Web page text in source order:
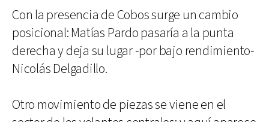
Con la presencia de Cobos surge un cambio
posicional: Matías Pardo pasaría a la punta
derecha y deja su lugar -por bajo rendimiento-
Nicolás Delgadillo.
Otro movimiento de piezas se viene en el